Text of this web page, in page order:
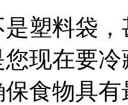
塑料袋
现在要
食物具